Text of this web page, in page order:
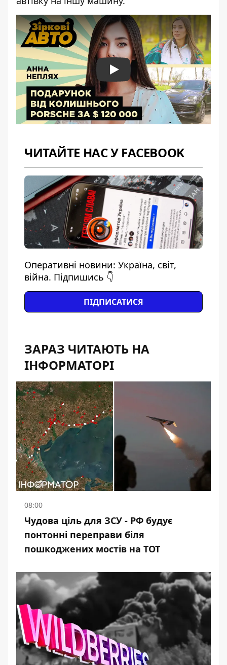
Play
ЧИТАЙТЕ НАС У FACEBOOK
Оперативні новини: Україна, світ,
війна. Підпишись 👇
ПІДПИСАТИСЯ
ЗАРАЗ ЧИТАЮТЬ НА
ІНФОРМАТОРІ
08:00
Чудова ціль для ЗСУ - РФ будує
понтонні переправи біля
пошкоджених мостів на ТОТ